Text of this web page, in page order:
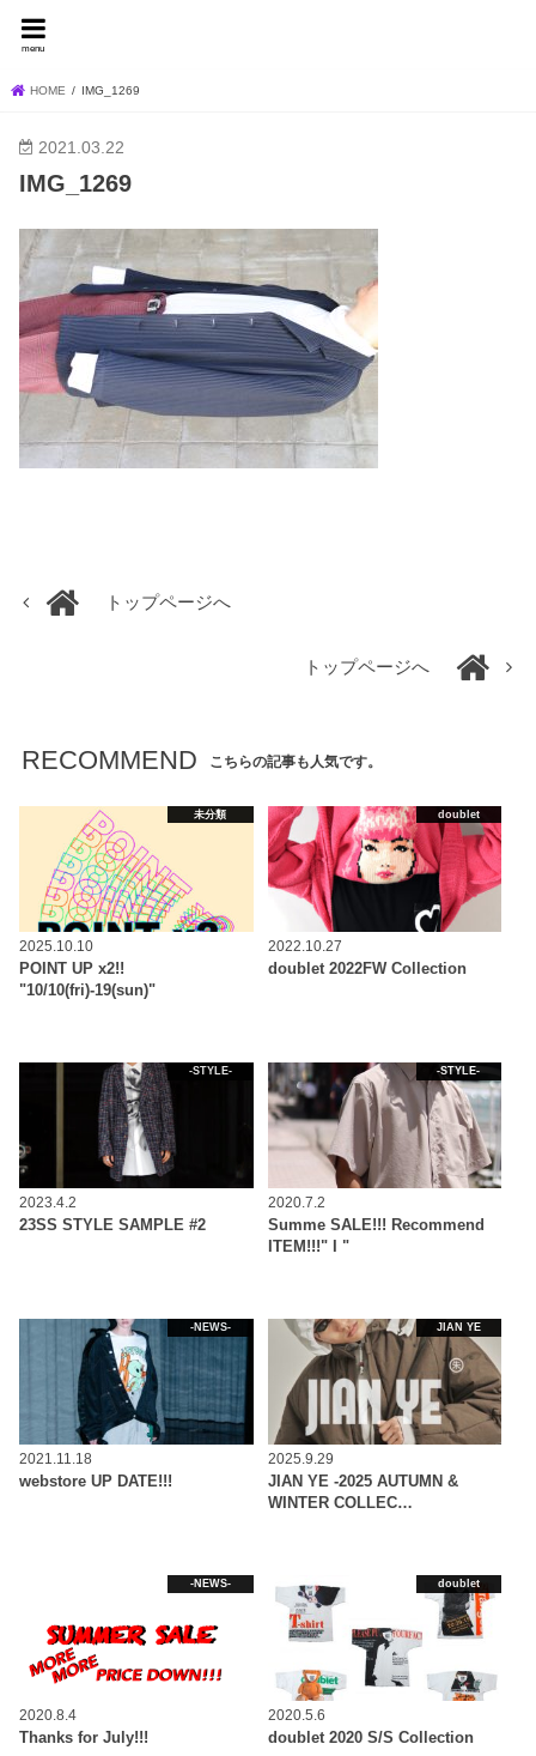
menu
HOME IMG_1269
2021.03.22
IMG_1269
トップページへ
トップページへ
RECOMMEND こちらの記事も人気です。
未分類
2025.10.10
POINT UP x2!!
"10/10(fri)-19(sun)"
doublet
2022.10.27
doublet 2022FW Collection
-STYLE-
2023.4.2
23SS STYLE SAMPLE #2
-STYLE-
2020.7.2
Summe SALE!!! Recommend
ITEM!!!" I "
-NEWS-
2021.11.18
webstore UP DATE!!!
JIAN YE
2025.9.29
JIAN YE -2025 AUTUMN &
WINTER COLLEC…
-NEWS-
2020.8.4
Thanks for July!!!
doublet
2020.5.6
doublet 2020 S/S Collection